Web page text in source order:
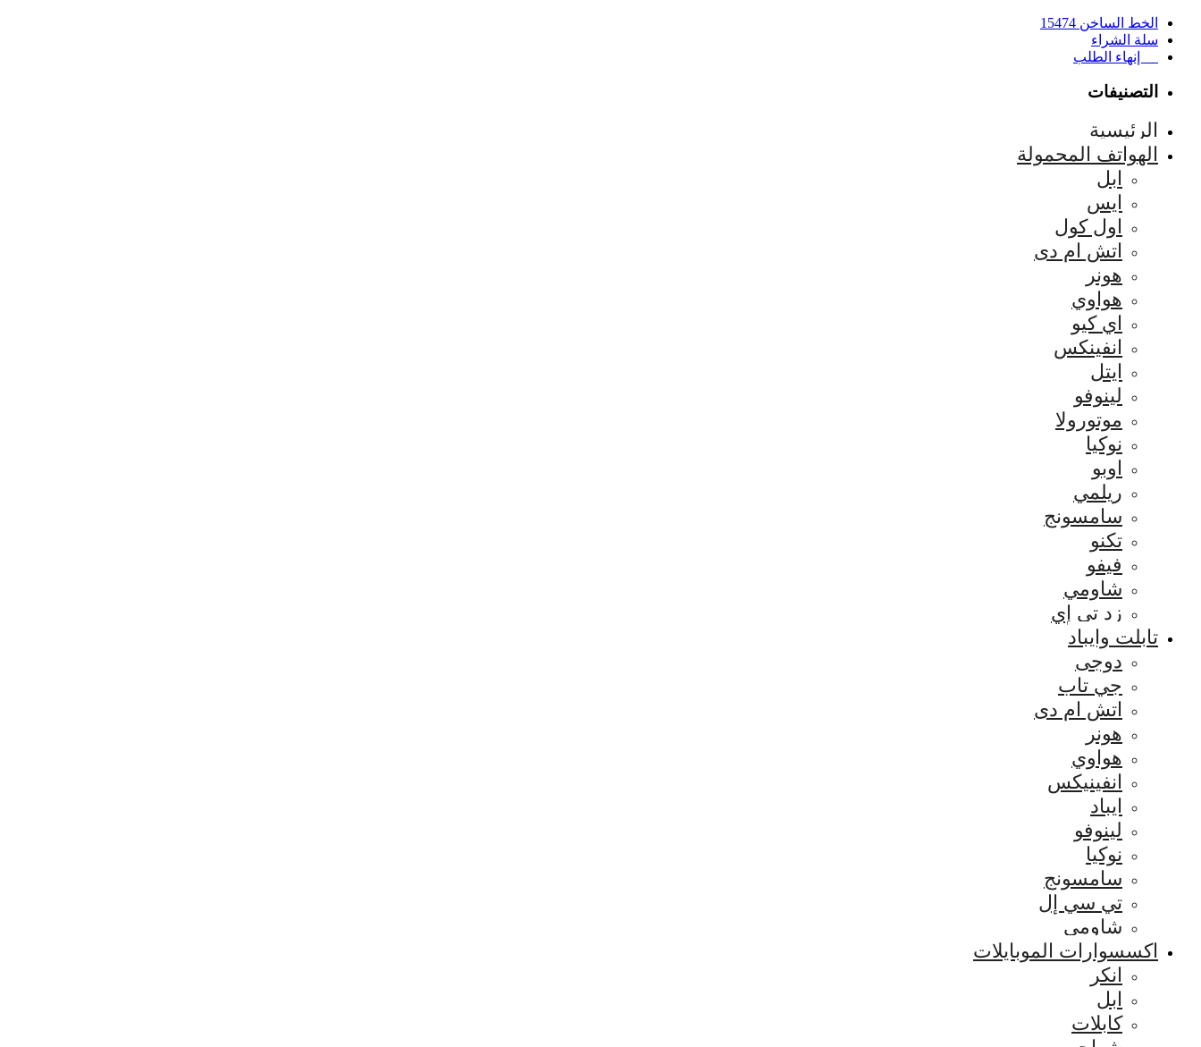
الخط الساخن 15474
سلة الشراء
إنهاء الطلب
التصنيفات
الرئيسية
الهواتف المحمولة
ابل
ايس
اول كول
اتش ام دى
هونر
هواوي
اي كيو
انفينكس
ايتل
لينوفو
موتورولا
نوكيا
اوبو
ريلمي
سامسونج
تكنو
فيفو
شاومي
زد تي إي
تابلت وايباد
دوجى
جي تاب
اتش ام دى
هونر
هواوي
انفينيكس
ايباد
لينوفو
نوكيا
سامسونج
تي سي إل
شاومي
اكسسوارات الموبايلات
انكر
ابل
كابلات